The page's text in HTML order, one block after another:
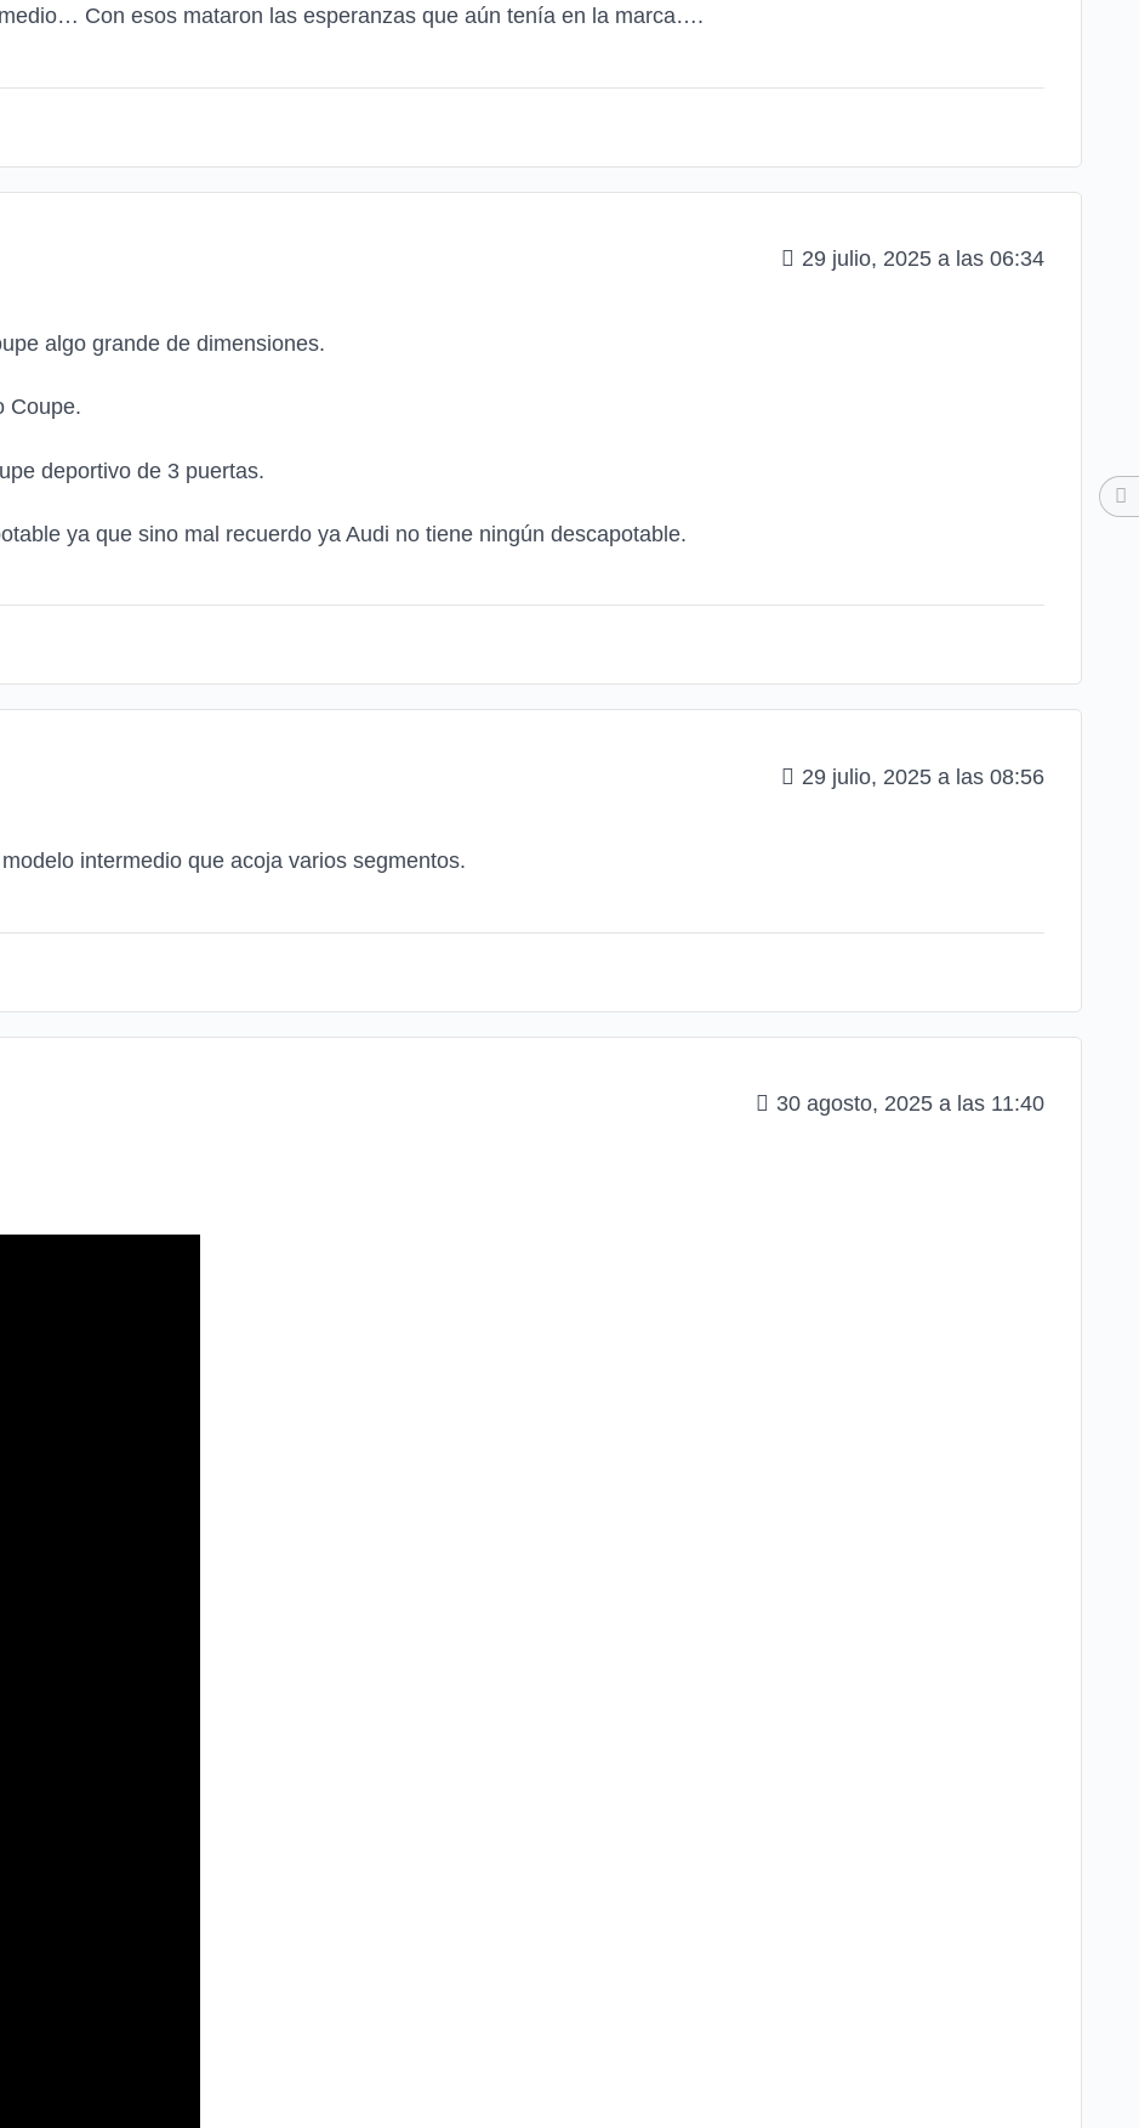
Con esos mataron las esperanzas que aún tenía en la marca….
29 julio, 2025 a las 06:34
algo grande de dimensiones.
Coupe.
deportivo de 3 puertas.
ya que sino mal recuerdo ya Audi no tiene ningún descapotable.
29 julio, 2025 a las 08:56
intermedio que acoja varios segmentos.
30 agosto, 2025 a las 11:40